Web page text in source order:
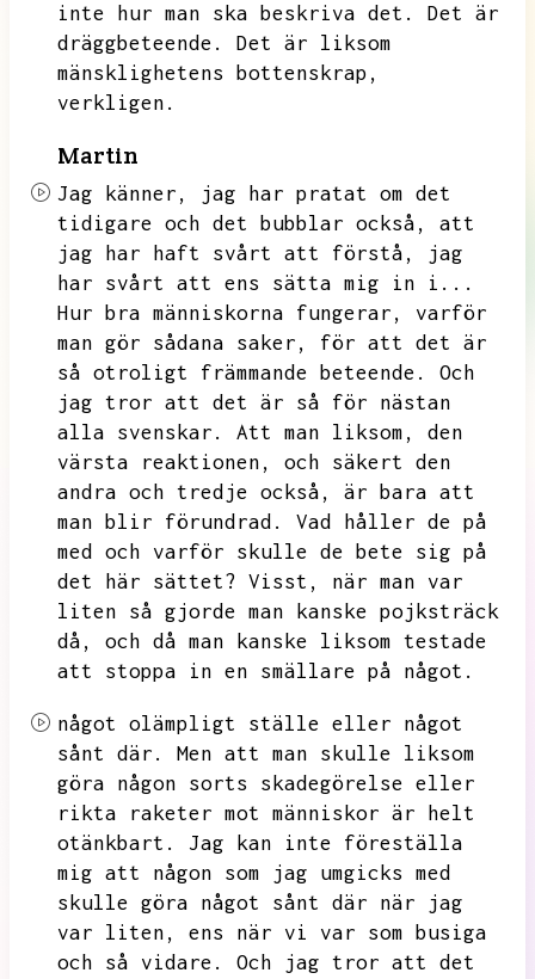
inte hur man ska beskriva det.
Det är
dräggbeteende.
Det är liksom
mänsklighetens bottenskrap,
verkligen.
Martin
Jag känner,
jag har pratat om det
tidigare och det bubblar också,
att
jag har haft svårt att förstå,
jag
har svårt att ens sätta mig in i...
Hur bra människorna fungerar,
varför
man gör sådana saker,
för att det är
så otroligt främmande beteende.
Och
jag tror att det är så för nästan
alla svenskar.
Att man liksom,
den
värsta reaktionen,
och säkert den
andra och tredje också,
är bara att
man blir förundrad.
Vad håller de på
med och varför skulle de bete sig på
det här sättet? Visst,
när man var
liten så gjorde man kanske pojksträck
då,
och då man kanske liksom testade
att stoppa in en smällare på något.
något olämpligt ställe eller något
sånt där.
Men att man skulle liksom
göra någon sorts skadegörelse eller
rikta raketer mot människor är helt
otänkbart.
Jag kan inte föreställa
mig att någon som jag umgicks med
skulle göra något sånt där när jag
var liten,
ens när vi var som busiga
och så vidare.
Och jag tror att det